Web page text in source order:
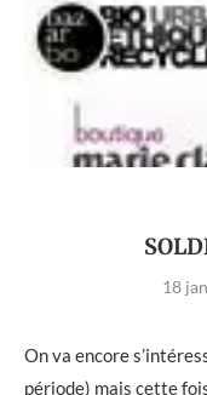
18
On va encore
période) mais cette